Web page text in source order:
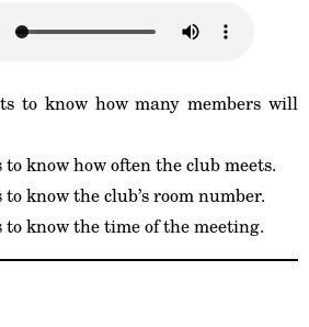
to know how many members will
know how often the club meets.
know the club’s room number.
know the time of the meeting.